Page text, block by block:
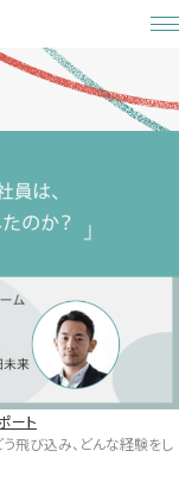
ート
飛び込み、どんな経験をし